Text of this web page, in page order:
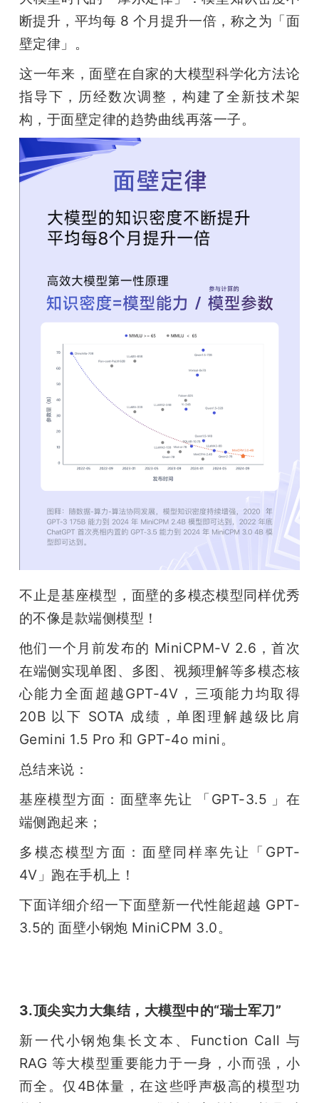
断提升，平均每 8 个月提升一倍，称之为「面
壁定律」。
这一年来，面壁在自家的大模型科学化方法论
指导下，历经数次调整，构建了全新技术架
构，于面壁定律的趋势曲线再落一子。
不止是基座模型，面壁的多模态模型同样优秀
的不像是款端侧模型！
他们一个月前发布的 MiniCPM-V 2.6，首次
在端侧实现单图、多图、视频理解等多模态核
心能力全面超越GPT-4V，三项能力均取得
20B 以下 SOTA 成绩，单图理解越级比肩
Gemini 1.5 Pro 和 GPT-4o mini。
总结来说：
基座模型方面：面壁率先让 「GPT-3.5 」在
端侧跑起来；
多模态模型方面：面壁同样率先让「GPT-
4V」跑在手机上！
下面详细介绍一下面壁新一代性能超越 GPT-
3.5的 面壁小钢炮 MiniCPM 3.0。
3.顶尖实力大集结，大模型中的“瑞士军刀”
新一代小钢炮集长文本、Function Call 与
RAG 等大模型重要能力于一身，小而强，小
而全。仅4B体量，在这些呼声极高的模型功